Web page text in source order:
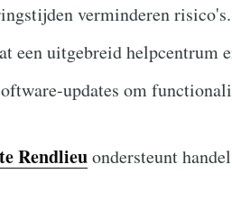
verminderen risico's.
een uitgebreid helpcentrum
updates om
Rendlieuondersteunt